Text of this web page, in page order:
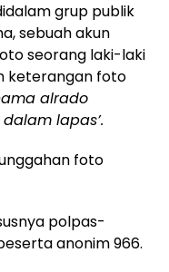
grup publik
sebuah akun
seorang laki-laki
keterangan foto
alrado
lapas’.
foto
polpas-
anonim 966.